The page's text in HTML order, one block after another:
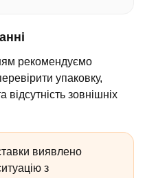
рекомендуємо
упаковку,
зовнішніх
виявлено
з